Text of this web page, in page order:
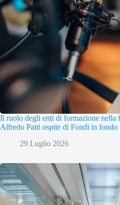
Il ruolo degli enti di formazione nella
Alfredo Patti ospite di Fondi in fondo
29 Luglio 2026